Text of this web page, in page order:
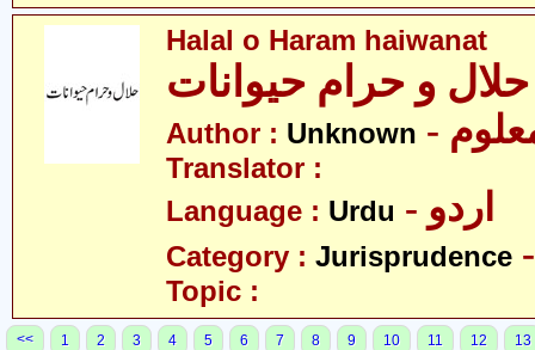
Halal o Haram haiwanat
حلال و حرام حیوانات
Author : Unknown معلوم
Translator :
Language : Urdu - اردو
Category : Jurisprudence
Topic :
<< 1 2 3 4 5 6 7 8 9 10 11 12
13